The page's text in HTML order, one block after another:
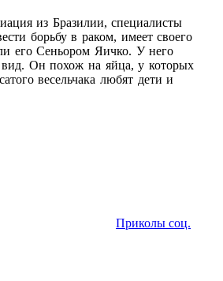
из Бразилии, специалисты
борьбу в раком, имеет своего
его Сеньором Яичко. У него
Он похож на яйца, у которых
весельчака любят дети и
Приколы соц.